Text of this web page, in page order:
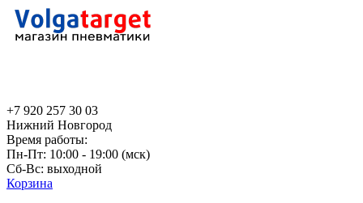
+7 920 257 30 03
Нижний Новгород
Время работы:
Пн-Пт: 10:00 - 19:00 (мск)
Сб-Вс: выходной
Корзина